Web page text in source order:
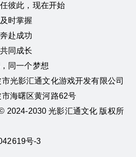
彼此，现在开始
时掌握
赴成功
同成长
同一个梦想
光影汇通文化游戏开发有限公司
海曙区黄河路62号
2024-2030 光影汇通文化 版权所
号-3